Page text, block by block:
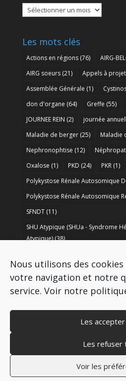
Nous utilisons des
votre navigation et notre
service. Voir notre
Les
Les refuser
Voir les
Les
archives
Les mots clés
Actions en régions(76) AIRG-
AIRG soeurs(21) Appels à
Assemblée Générale (1)
don d'organe (64) Greffe (55)
JOURNEE REIN (2) journée
Maladie de berger(25) Maladie
Nephronophtise (12)
Oxalose (1) PKD (24) PKR(1)
Polykystose Rénale Autosomique
Polykystose Rénale Autosomique
SFNDT(11)
SHU Atypique (SHUa - Syndrome
Atypique)(38)
Syndrome de Bartter(8)
Copyright © 2009-2026
Mentions légales–
Politique de